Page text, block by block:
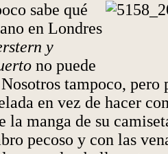
sabe qué
en Londres
y
no puede
tampoco, pero
en vez de hacer
la manga de su
pecoso y con las